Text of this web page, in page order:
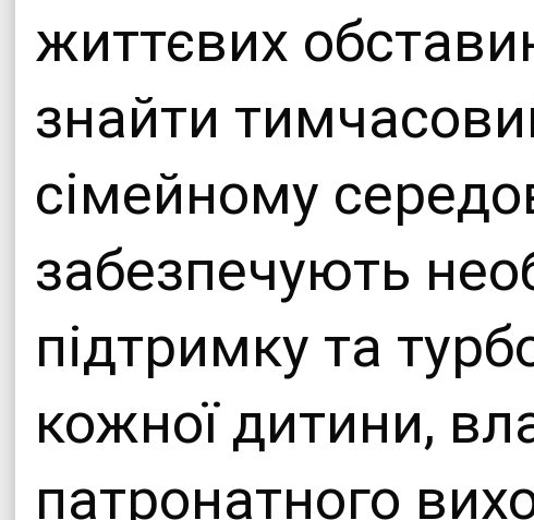
життєвих
знайти
сімейному
забезпечують
підтримку та
кожної дитини,
патронатного